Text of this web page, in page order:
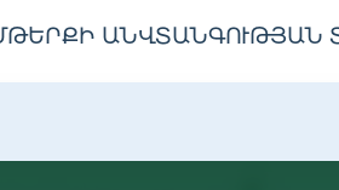
ԱՆՎՏԱՆԳՈՒԹՅԱՆ